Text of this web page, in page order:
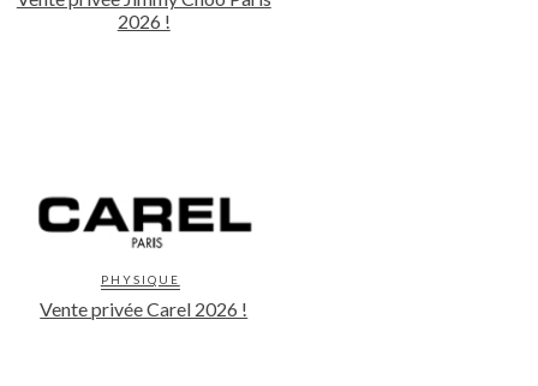
2026 !
PHYSIQUE
Vente privée Carel 2026 !